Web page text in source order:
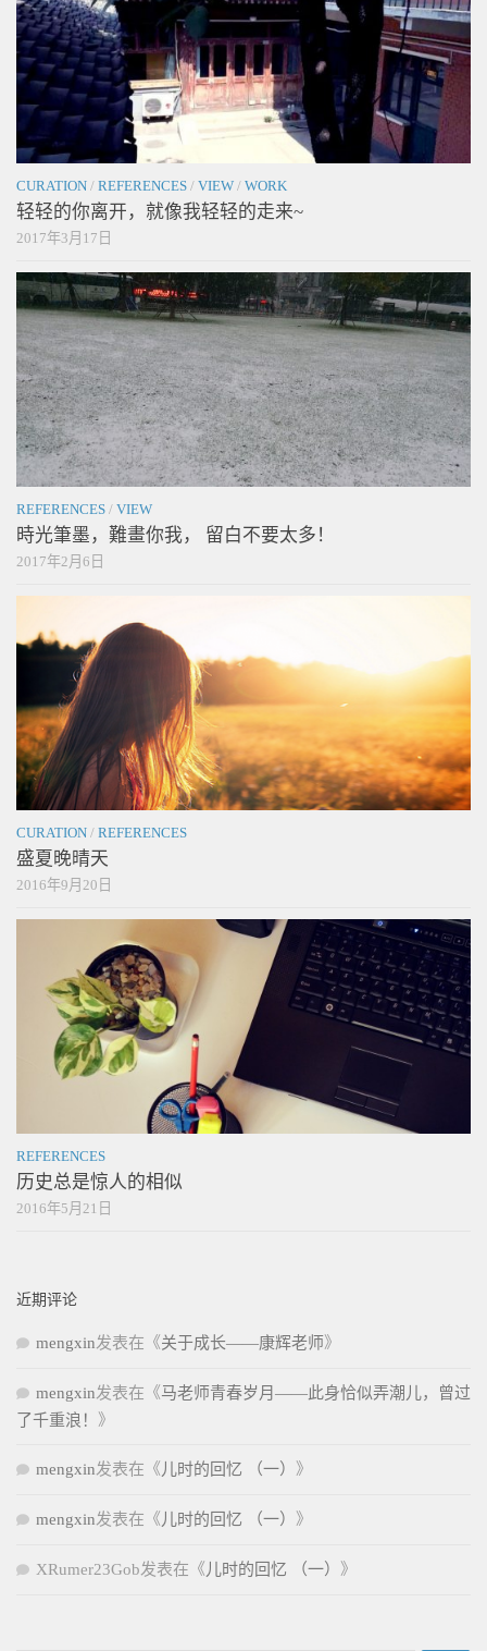
CURATION / REFERENCES / VIEW / WORK
轻轻的你离开，就像我轻轻的走来~
2017年3月17日
REFERENCES / VIEW
時光筆墨，難畫你我， 留白不要太多！
2017年2月6日
CURATION / REFERENCES
盛夏晚晴天
2016年9月20日
REFERENCES
历史总是惊人的相似
2016年5月21日
近期评论
mengxin发表在《关于成长——康辉老师》
mengxin发表在《马老师青春岁月——此身恰似弄潮儿，曾过
了千重浪！ 》
mengxin发表在《 儿时的回忆 （一） 》
mengxin发表在《 儿时的回忆 （一） 》
XRumer23Gob发表在《 儿时的回忆 （一） 》